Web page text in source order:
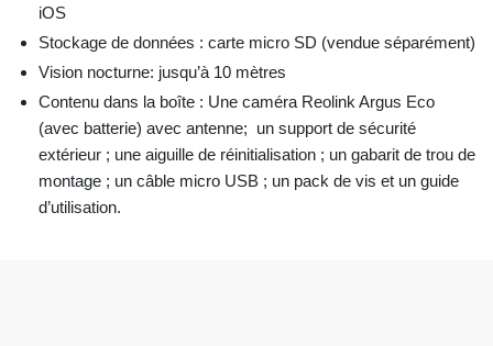
iOS
Stockage de données : carte micro SD (vendue séparément)
Vision nocturne: jusqu’à 10 mètres
Contenu dans la boîte : Une caméra Reolink Argus Eco
(avec batterie) avec antenne; un support de sécurité
extérieur ; une aiguille de réinitialisation ; un gabarit de trou de
montage ; un câble micro USB ; un pack de vis et un guide
d’utilisation.